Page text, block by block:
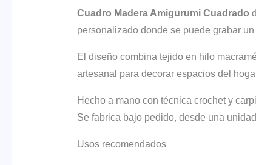
Cuadro Madera Amigurumi Cuadrado
personalizado donde se puede grabar
El diseño combina tejido en hilo
artesanal para decorar espacios del
Hecho a mano con técnica crochet y
Se fabrica bajo pedido, desde una
Usos recomendados